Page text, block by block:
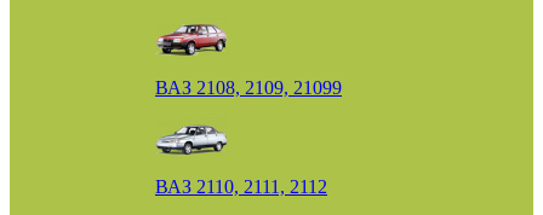
ВАЗ 2108, 2109, 21099
ВАЗ 2110, 2111, 2112